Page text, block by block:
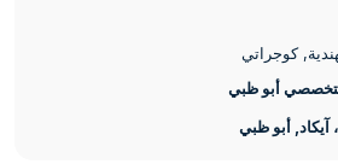
كوجراتي
أبو ظبي
, أبو ظبي